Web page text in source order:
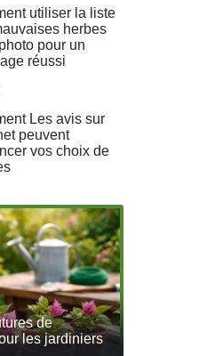
utiliser la liste
herbes
pour un
réussi
Les avis sur
peuvent
vos choix de
de
les jardiniers